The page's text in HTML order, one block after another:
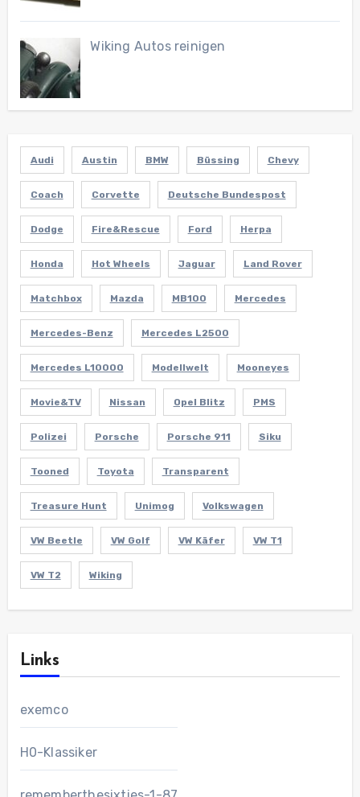
Wiking Autos reinigen
Audi Austin BMW Büssing Chevy
Coach Corvette Deutsche Bundespost
Dodge Fire&Rescue Ford Herpa
Honda Hot Wheels Jaguar Land Rover
Matchbox Mazda MB100 Mercedes
Mercedes-Benz Mercedes L2500
Mercedes L10000 Modellwelt Mooneyes
Movie&TV Nissan Opel Blitz PMS
Polizei Porsche Porsche 911 Siku
Tooned Toyota Transparent
Treasure Hunt Unimog Volkswagen
VW Beetle VW Golf VW Käfer VW T1
VW T2 Wiking
Links
exemco
H0-Klassiker